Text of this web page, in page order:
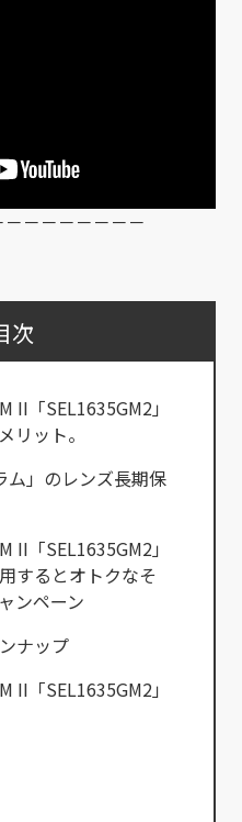
－－－－－－－
次
「SEL1635GM2」
リット。
」のレンズ長期保
「SEL1635GM2」
するとオトクなそ
ンペーン
ナップ
「SEL1635GM2」